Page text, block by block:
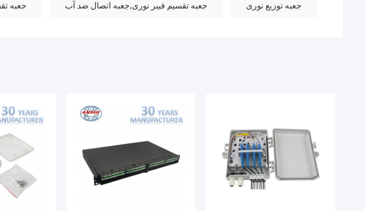
جعبه توزیع نوری جعبه تقسیم فیبر نوری,جعبه اتصال ضد آب جعبه